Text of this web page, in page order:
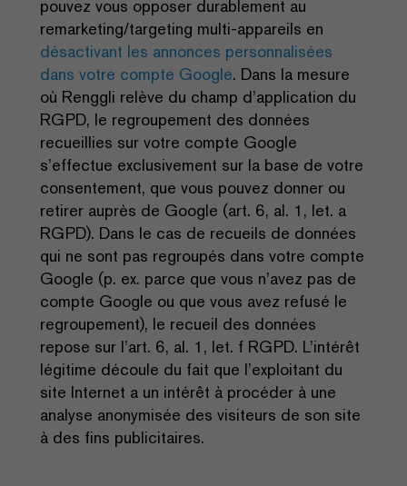
pouvez vous opposer durablement au
remarketing/targeting multi-appareils en
désactivant les annonces personnalisées
dans votre compte Google. Dans la mesure
où Renggli relève du champ d’application du
RGPD, le regroupement des données
recueillies sur votre compte Google
s’effectue exclusivement sur la base de votre
consentement, que vous pouvez donner ou
retirer auprès de Google (art. 6, al. 1, let. a
RGPD). Dans le cas de recueils de données
qui ne sont pas regroupés dans votre compte
Google (p. ex. parce que vous n’avez pas de
compte Google ou que vous avez refusé le
regroupement), le recueil des données
repose sur l’art. 6, al. 1, let. f RGPD. L’intérêt
légitime découle du fait que l’exploitant du
site Internet a un intérêt à procéder à une
analyse anonymisée des visiteurs de son site
à des fins publicitaires.